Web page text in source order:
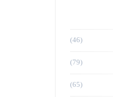
(46)
(79)
(65)